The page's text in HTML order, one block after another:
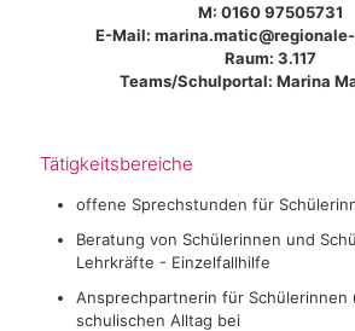
M: 0160 97505731
E-Mail:
Raum: 3.117
Teams/Schulportal: Marina
Tätigkeitsbereiche
offene Sprechstunden für
Beratung von Schülerinnen und
Lehrkräfte - Einzelfallhilfe
Ansprechpartnerin für Schülerinnen
schulischen Alltag bei